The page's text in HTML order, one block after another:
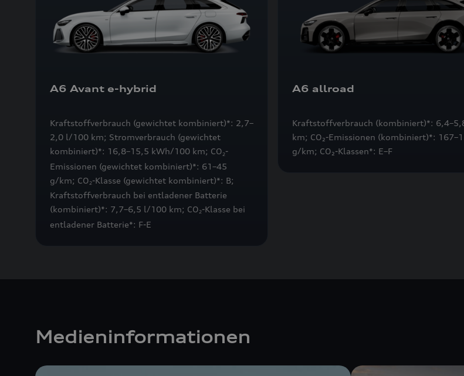
A6 Avant e-hybrid
Kraftstoffverbrauch (gewichtet kombiniert)*: 2,7–
2,0 l/100 km; Stromverbrauch (gewichtet
kombiniert)*: 16,8–15,5 kWh/100 km; CO 2-
Emissionen (gewichtet kombiniert)*: 61–45
g/km; CO2-Klasse (gewichtet kombiniert)*: B;
Kraftstoffverbrauch bei entladener Batterie
(kombiniert)*: 7,7–6,5 l/100 km; CO2-Klasse bei
entladener Batterie*: F-E
A6 allroad
Kraftstoffverbrauch (kombiniert)*:
km; CO₂-Emissionen (kombiniert)*:
g/km; CO₂-Klassen*: E–F
Medieninformationen